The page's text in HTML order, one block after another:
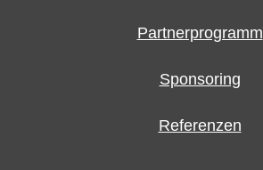
Partnerprogramm
Sponsoring
Referenzen